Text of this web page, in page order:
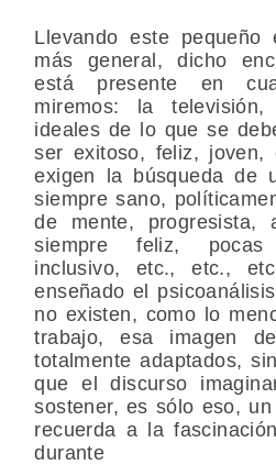
Llevando este
más general, dicho
está presente en
miremos: la
ideales de lo que se
ser exitoso, feliz, joven,
exigen la búsqueda de
siempre sano,
de mente, progresista,
siempre feliz, pocas
inclusivo, etc., etc.,
enseñado el
no existen, como lo
trabajo, esa imagen
totalmente adaptados,
que el discurso
sostener, es sólo eso,
recuerda a la
durante